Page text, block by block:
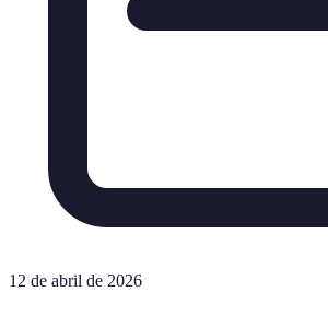
12 de abril de 2026